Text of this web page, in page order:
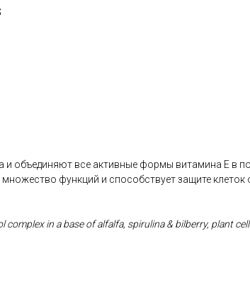
объединяют все активные формы витамина Е в
функций и способствует защите клеток
in a base of alfalfa, spirulina & bilberry, plant